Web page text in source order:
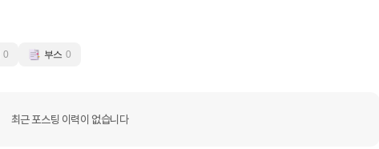
0 부스 0
최근 포스팅 이력이 없습니다